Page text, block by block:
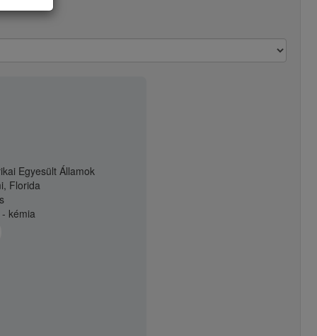
Egyesült Államok
Florida
kémia